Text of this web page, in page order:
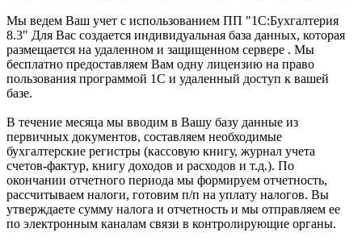
Мы ведем Ваш учет с использованием ПП "1С:Бухгалтерия
8.3" Для Вас создается индивидуальная база данных, которая
размещается на удаленном и защищенном сервере . Мы
бесплатно предоставляем Вам одну лицензию на право
пользования программой 1С и удаленный доступ к вашей
базе.
В течение месяца мы вводим в Вашу базу данные из
первичных документов, составляем необходимые
бухгалтерские регистры (кассовую книгу, журнал учета
счетов-фактур, книгу доходов и расходов и т.д.). По
окончании отчетного периода мы формируем отчетность,
рассчитываем налоги, готовим п/п на уплату налогов. Вы
утверждаете сумму налога и отчетность и мы отправляем ее
по электронным каналам связи в контролирующие органы.